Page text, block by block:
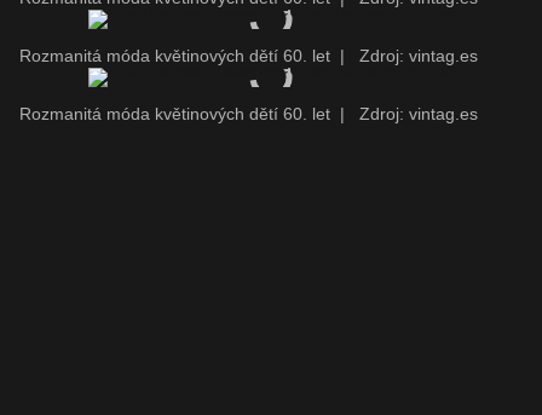
Rozmanitá móda květinových dětí 60. let | Zdroj: vintag.es
Rozmanitá móda květinových dětí 60. let | Zdroj: vintag.es